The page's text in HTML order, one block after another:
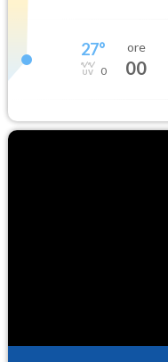
27°
0
ore
00